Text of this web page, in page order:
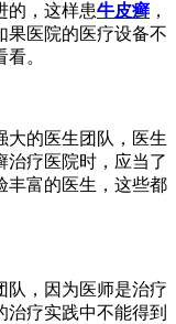
的，这样患牛皮癣 ，
果医院的医疗设备不
。
大的医生团队，医生
治疗医院时，应当了
丰富的医生，这些都
队，因为医师是治疗
疗实践中不能得到